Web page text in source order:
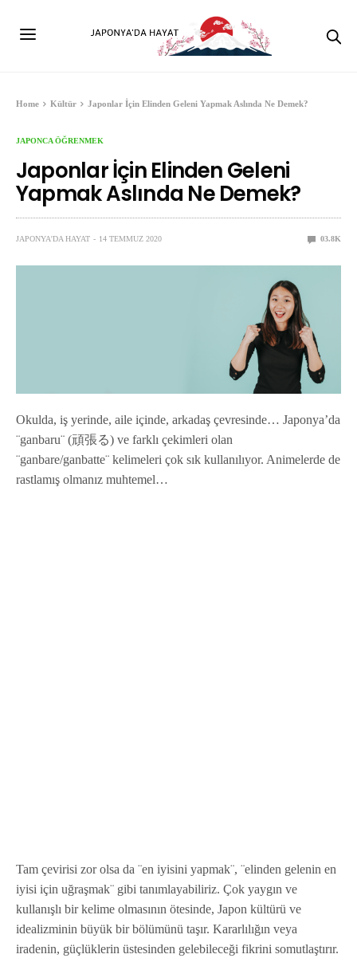
Home Kültür Japonlar İçin Elinden Geleni Yapmak Aslında Ne Demek?
JAPONCA ÖĞRENMEK
Japonlar İçin Elinden Geleni
Yapmak Aslında Ne Demek?
JAPONYA'DA HAYAT 14 TEMMUZ 2020 03.8K
Okulda, iş yerinde, aile içinde, arkadaş çevresinde… Japonya’da
¨ganbaru¨ (頑張る) ve farklı çekimleri olan
¨ganbare/ganbatte¨ kelimeleri çok sık kullanılıyor. Animelerde de
rastlamış olmanız muhtemel…
Tam çevirisi zor olsa da ¨en iyisini yapmak¨, ¨elinden gelenin en
iyisi için uğraşmak¨ gibi tanımlayabiliriz. Çok yaygın ve
kullanışlı bir kelime olmasının ötesinde, Japon kültürü ve
idealizminin büyük bir bölümünü taşır. Kararlılığın veya
iradenin, güçlüklerin üstesinden gelebileceği fikrini somutlaştırır.